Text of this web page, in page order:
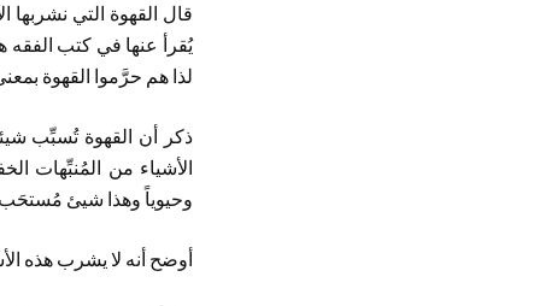
قال القهوة التي نشربها
يُقرأ عنها في كتب الفقه
لذا هم حرَّموا القهوة
ذكر أن القهوة تُسبِّب
الأشياء من المُنبِّهات
وحيوياً وهذا شيئ
أوضح أنه لا يشرب هذه